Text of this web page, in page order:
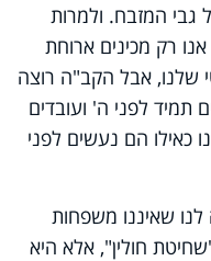
גבי המזבח. ולמרות
רק מכינים ארוחת
אבל הקב"ה רוצה
תמיד לפני ה' ועובדים
כאילו הם נעשים לפני
לנו שאיננו משפחות
חולין", אלא היא